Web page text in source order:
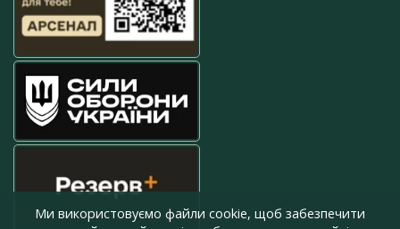
Ми використовуємо файли cookie, щоб забезпечити